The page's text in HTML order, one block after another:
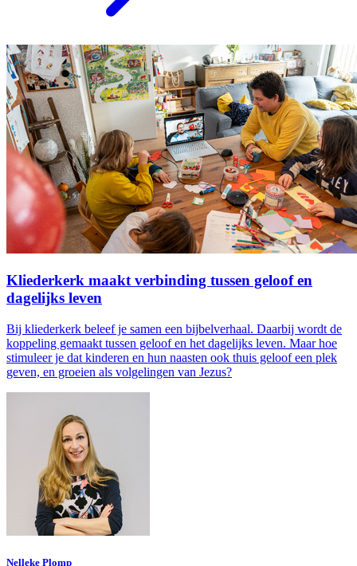
Kliederkerk maakt verbinding tussen geloof en
dagelijks leven
Bij kliederkerk beleef je samen een bijbelverhaal. Daarbij wordt de
koppeling gemaakt tussen geloof en het dagelijks leven. Maar hoe
stimuleer je dat kinderen en hun naasten ook thuis geloof een plek
geven, en groeien als volgelingen van Jezus?
Nelleke Plomp